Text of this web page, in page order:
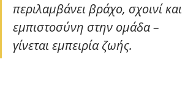
περιλαμβάνει βράχο, σχοινί και
εμπιστοσύνη στην ομάδα –
γίνεται εμπειρία ζωής.